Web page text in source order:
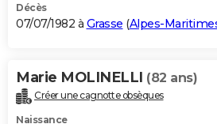
Décès
07/07/1982 à Grasse (Alpes-
Marie MOLINELLI (82 ans)
Créer une cagnotte obsèques
Naissance